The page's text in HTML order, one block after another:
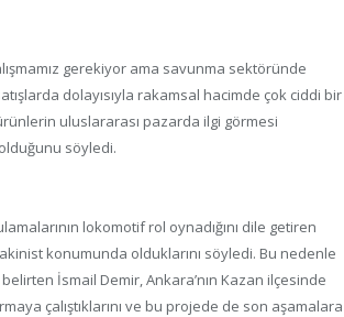
gerekiyor ama savunma sektöründe
dolayısıyla rakamsal hacimde çok ciddi bir
uluslararası pazarda ilgi görmesi
söyledi.
lokomotif rol oynadığını dile getiren
konumunda olduklarını söyledi. Bu nedenle
İsmail Demir, Ankara’nın Kazan ilçesinde
çalıştıklarını ve bu projede de son aşamalara